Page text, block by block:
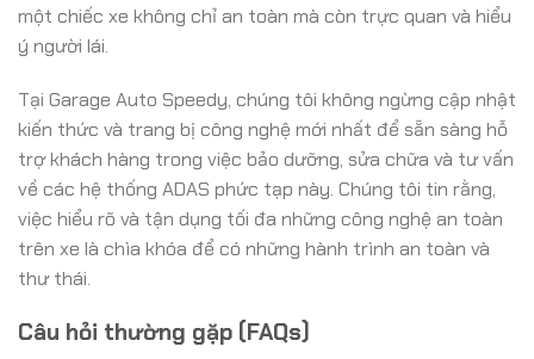
một chiếc xe không chỉ an toàn mà còn trực quan và hiểu
ý người lái.
Tại Garage Auto Speedy, chúng tôi không ngừng cập nhật
kiến thức và trang bị công nghệ mới nhất để sẵn sàng hỗ
trợ khách hàng trong việc bảo dưỡng, sửa chữa và tư vấn
về các hệ thống ADAS phức tạp này. Chúng tôi tin rằng,
việc hiểu rõ và tận dụng tối đa những công nghệ an toàn
trên xe là chìa khóa để có những hành trình an toàn và
thư thái.
Câu hỏi thường gặp (FAQs)